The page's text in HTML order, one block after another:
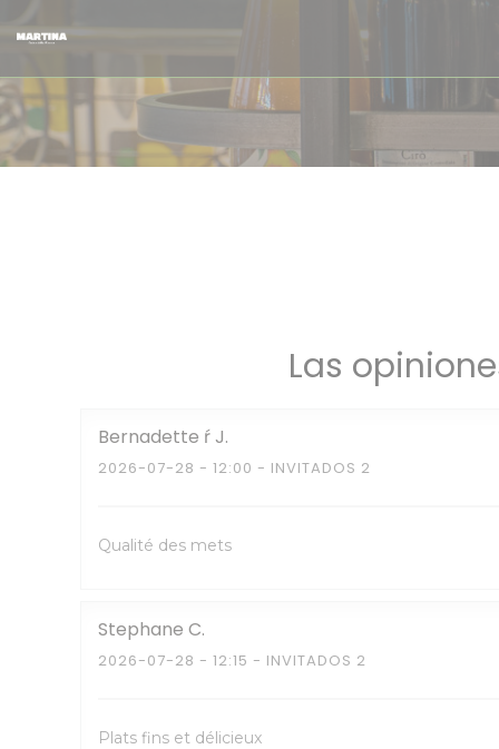
Las
Bernadette ŕJ
2026-07-28 - 12:00 - INVITADOS 2
Qualité des mets
Stephane C
2026-07-28 - 12:15 - INVITADOS 2
Plats fins et délicieux